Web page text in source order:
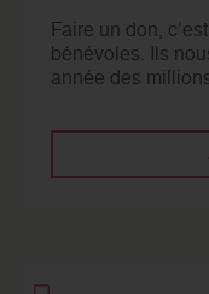
Faire un don,
bénévoles. Ils
année des